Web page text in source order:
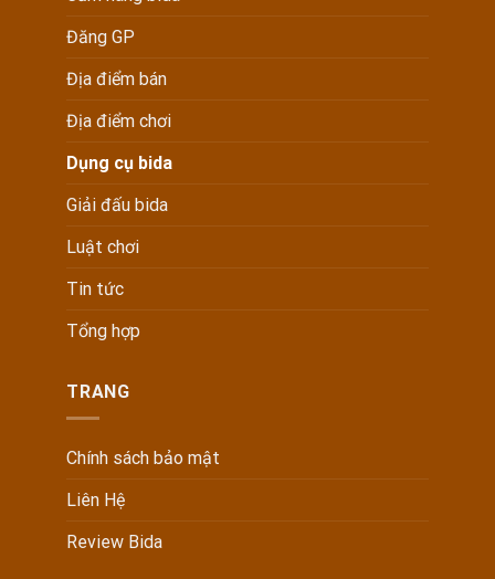
Đăng GP
Địa điểm bán
Địa điểm chơi
Dụng cụ bida
Giải đấu bida
Luật chơi
Tin tức
Tổng hợp
TRANG
Chính sách bảo mật
Liên Hệ
Review Bida